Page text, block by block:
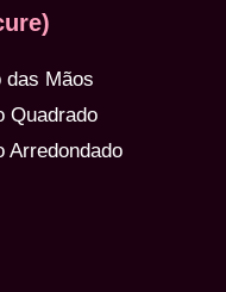
das Mãos
Quadrado
Arredondado